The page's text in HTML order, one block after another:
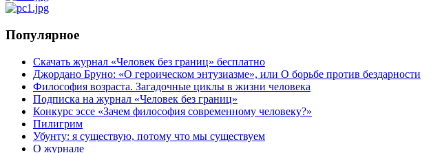
Популярное
Скачать журнал «Человек без границ» бесплатно
Джордано Бруно: «О героическом энтузиазме», или О борьбе против бездарности
Философия возраста. Загадочные циклы в жизни человека
Подписка на журнал «Человек без границ»
Конкурс эссе «Зачем философия современному человеку?»
Пилигрим
Убунту: я существую, потому что мы существуем
О журнале